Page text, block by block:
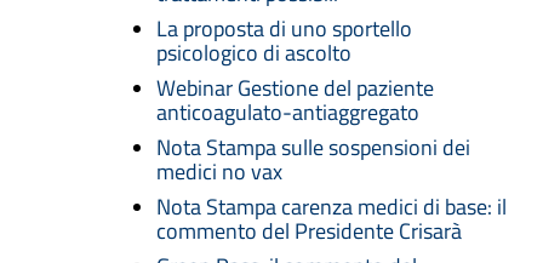
La proposta di uno sportello
psicologico di ascolto
Webinar Gestione del paziente
anticoagulato-antiaggregato
Nota Stampa sulle sospensioni dei
medici no vax
Nota Stampa carenza medici di base: il
commento del Presidente Crisarà